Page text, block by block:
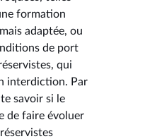
formation
adaptée, ou
de port
qui
interdiction. Par
savoir si le
de faire évoluer